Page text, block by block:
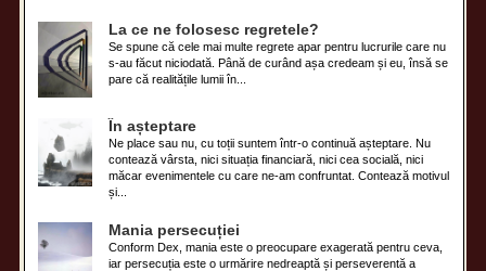
La ce ne folosesc regretele?
Se spune că cele mai multe regrete apar pentru lucrurile care nu
s-au făcut niciodată. Până de curând așa credeam și eu, însă se
pare că realitățile lumii în...
În așteptare
Ne place sau nu, cu toții suntem într-o continuă așteptare. Nu
contează vârsta, nici situația financiară, nici cea socială, nici
măcar evenimentele cu care ne-am confruntat. Contează motivul
și...
Mania persecuției
Conform Dex, mania este o preocupare exagerată pentru ceva,
iar persecuția este o urmărire nedreaptă și perseverentă a